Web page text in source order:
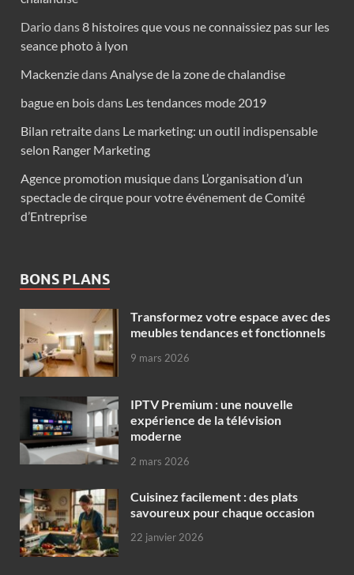
Dariodans8 histoires que vous ne connaissiez pas sur les
seance photo à lyon
Mackenziedans Analyse de la zone de chalandise
bague en boisdans Les tendances mode 2019
Bilan retraitedans Le marketing: un outil indispensable
selon Ranger Marketing
Agence promotion musiquedans L’organisation d’un
spectacle de cirque pour votre événement de Comité
d’Entreprise
BONS PLANS
Transformez votre espace avec des
meubles tendances et fonctionnels
9 mars 2026
IPTV Premium : une nouvelle
expérience de la télévision
moderne
2 mars 2026
Cuisinez facilement : des plats
savoureux pour chaque occasion
22 janvier 2026